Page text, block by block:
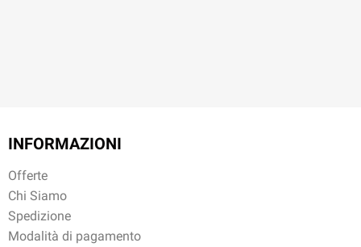
INFORMAZIONI
Offerte
Chi Siamo
Spedizione
Modalità di pagamento